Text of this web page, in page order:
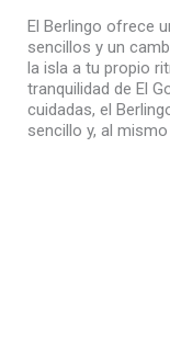
El Berlingo ofrece
sencillos y un
la isla a tu propio
tranquilidad de El
cuidadas, el
sencillo y, al